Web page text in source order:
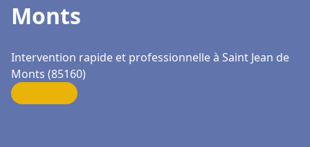
Monts
Intervention rapide et professionnelle à Saint Jean de
Monts (85160)